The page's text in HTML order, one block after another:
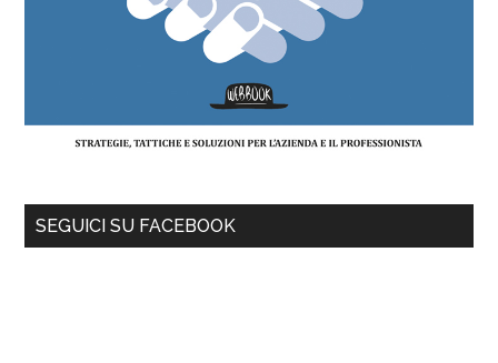
SEGUICI SU FACEBOOK